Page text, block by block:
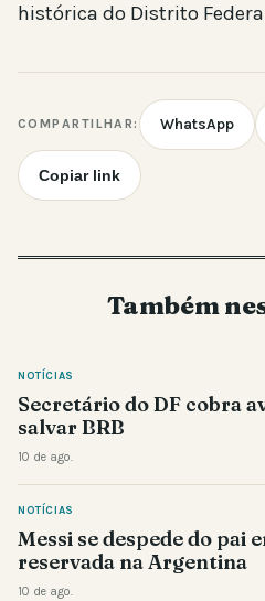
histórica do Distrito
COMPARTILHAR: WhatsApp
Copiar link
Também
NOTÍCIAS
Secretário do DF cobra
salvar BRB
10 de ago.
NOTÍCIAS
Messi se despede do pai
reservada na Argentina
10 de ago.